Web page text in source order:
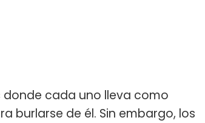
donde cada uno lleva como
burlarse de él. Sin embargo, los